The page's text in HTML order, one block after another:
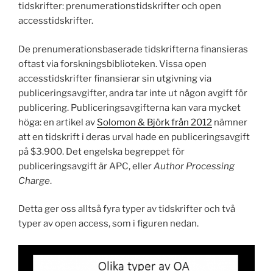
tidskrifter: prenumerationstidskrifter och open
accesstidskrifter.
De prenumerationsbaserade tidskrifterna finansieras
oftast via forskningsbiblioteken. Vissa open
accesstidskrifter finansierar sin utgivning via
publiceringsavgifter, andra tar inte ut någon avgift för
publicering. Publiceringsavgifterna kan vara mycket
höga: en artikel av Solomon & Björk från 2012 nämner
att en tidskrift i deras urval hade en publiceringsavgift
på $3.900. Det engelska begreppet för
publiceringsavgift är APC, ellerAuthor Processing
Charge.
Detta ger oss alltså fyra typer av tidskrifter och två
typer av open access, som i figuren nedan.